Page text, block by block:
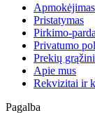
Apmokėjimas
Pristatymas
Pirkimo-
Privatumo
Prekių
Apie mus
Rekvizitai ir
Pagalba